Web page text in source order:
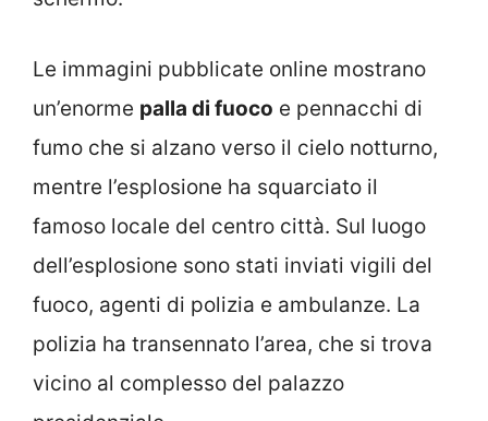
Le immagini pubblicate online mostrano
un’enorme palla di fuoco e pennacchi di
fumo che si alzano verso il cielo notturno,
mentre l’esplosione ha squarciato il
famoso locale del centro città. Sul luogo
dell’esplosione sono stati inviati vigili del
fuoco, agenti di polizia e ambulanze. La
polizia ha transennato l’area, che si trova
vicino al complesso del palazzo